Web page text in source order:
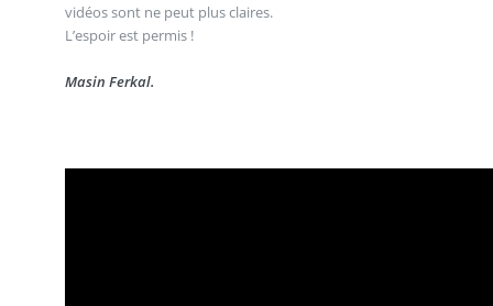
vidéos sont ne peut plus claires.
L’espoir est permis !
Masin Ferkal.